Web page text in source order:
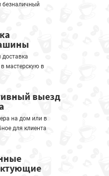
безналичный
доставка
в мастерскую в
выезд
на дом или в
для клиента